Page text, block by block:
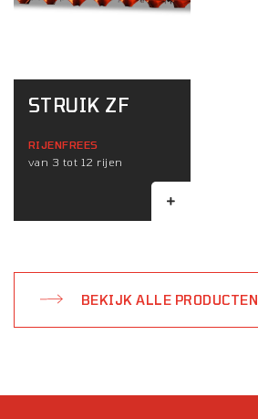
STRUIK ZF
RIJENFREES
van 3 tot 12 rijen
BEKIJK ALLE PRODUCTEN